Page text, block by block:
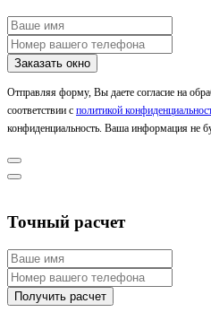
Отправляя форму, Вы даете согласие на
соответствии с политикой
конфиденциальность. Ваша информация не
Точный расчет
Получить расчет